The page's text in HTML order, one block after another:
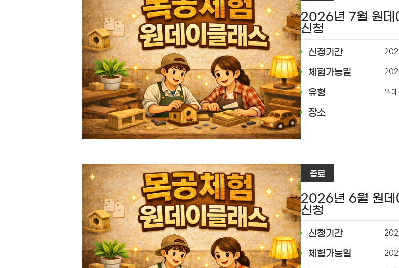
2026년 7월 원데
신청
신청기간
체험가능일
유형 원
장소
종료
2026년 6월 원데
신청
신청기간
체험가능일